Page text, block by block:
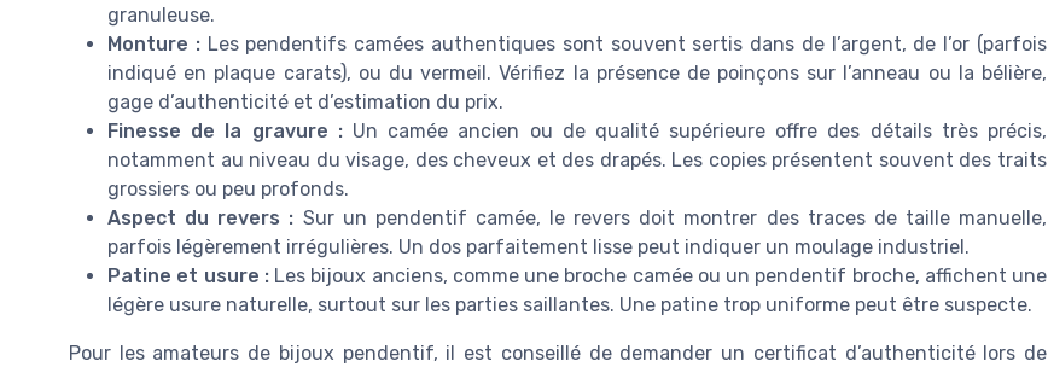
granuleuse.
Monture :Les pendentifs camées authentiques sont souvent sertis dans de l’argent, de l’or (parfois
indiqué en plaque carats), ou du vermeil. Vérifiez la présence de poinçons sur l’anneau ou la bélière,
gage d’authenticité et d’estimation du prix.
Finesse de la gravure :Un camée ancien ou de qualité supérieure offre des détails très précis,
notamment au niveau du visage, des cheveux et des drapés. Les copies présentent souvent des traits
grossiers ou peu profonds.
Aspect du revers : Sur un pendentif camée, le revers doit montrer des traces de taille manuelle,
parfois légèrement irrégulières. Un dos parfaitement lisse peut indiquer un moulage industriel.
Patine et usure :Les bijoux anciens, comme une broche camée ou un pendentif broche, affichent une
légère usure naturelle, surtout sur les parties saillantes. Une patine trop uniforme peut être suspecte.
Pour les amateurs de bijoux pendentif, il est conseillé de demander un certificat d’authenticité lors de